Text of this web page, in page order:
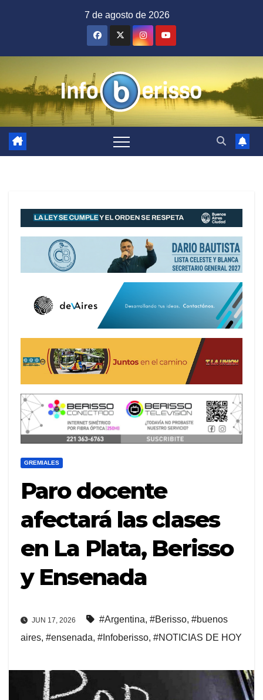
7 de agosto de 2026
GREMIALES
Paro docente
afectará las clases
en La Plata, Berisso
y Ensenada
JUN 17, 2026 #Argentina, #Berisso, #buenos
aires, #ensenada, #Infoberisso, #NOTICIAS DE HOY